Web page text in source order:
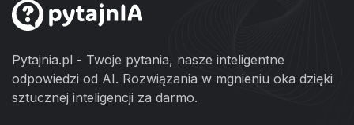
Pytajnia.pl - Twoje pytania, nasze inteligentne
odpowiedzi od AI. Rozwiązania w mgnieniu oka dzięki
sztucznej inteligencji za darmo.